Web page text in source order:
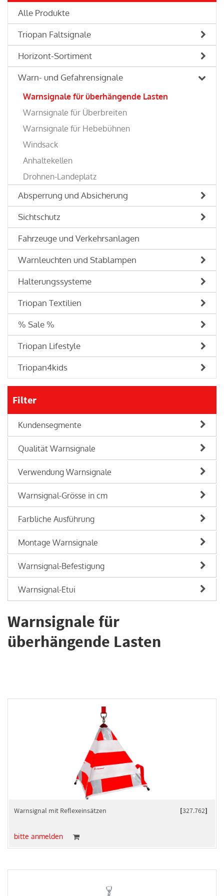
Alle Produkte
Triopan Faltsignale
Horizont-Sortiment
Warn- und Gefahrensignale
Warnsignale für überhängende Lasten
Warnsignale für Überbreiten
Warnsignale für Hebebühnen
Windsack
Anhaltekellen
Drohnen-Landeplatz
Absperrung und Absicherung
Sichtschutz
Fahrzeuge und Verkehrsanlagen
Warnleuchten und Stablampen
Halterungssysteme
Triopan Textilien
% Sale %
Triopan Lifestyle
Triopan4kids
Filter
Kundensegmente
Qualität Warnsignale
Verwendung Warnsignale
Warnsignal-Grösse in cm
Farbliche Ausführung
Montage Warnsignale
Warnsignal-Befestigung
Warnsignal-Etui
Warnsignale für
überhängende Lasten
[327.762]
Warnsignal mit Reflexeinsätzen
bitte anmelden